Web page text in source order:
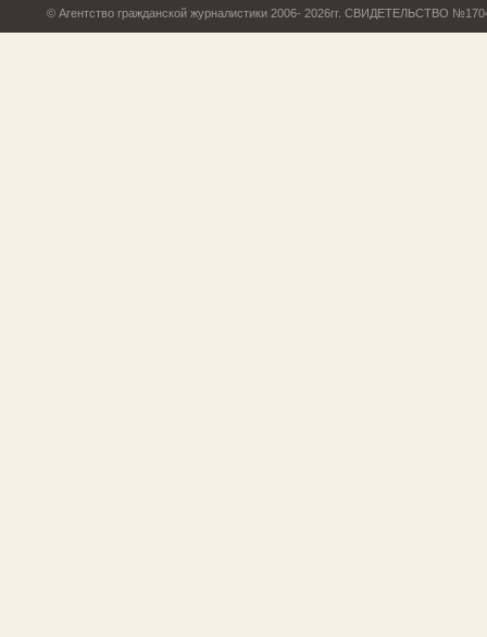
© Агентство гражданской журналистики 2006- 2026гг. СВИДЕТЕЛЬСТВО